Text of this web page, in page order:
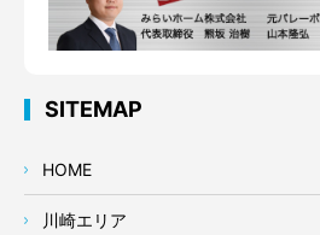
SITEMAP
HOME
川崎エリア